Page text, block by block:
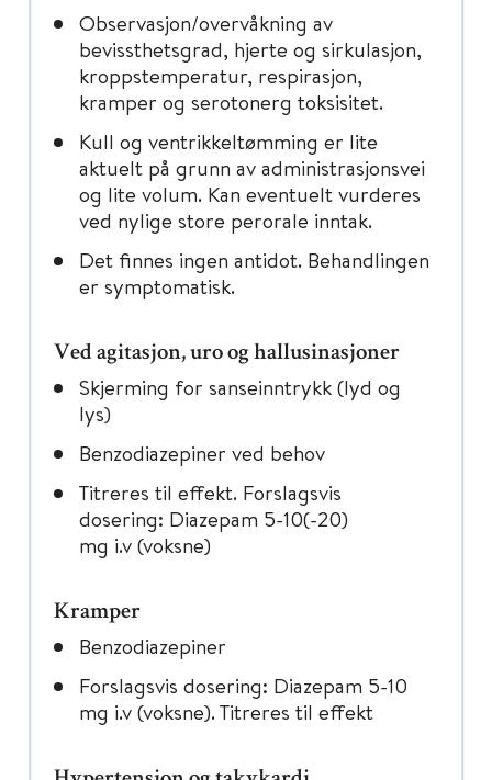
Observasjon/overvåkning av
bevissthetsgrad, hjerte og sirkulasjon,
kroppstemperatur, respirasjon,
kramper og serotonerg toksisitet.
Kull og ventrikkeltømming er lite
aktuelt på grunn av administrasjonsvei
og lite volum. Kan eventuelt vurderes
ved nylige store perorale inntak.
Det finnes ingen antidot. Behandlingen
er symptomatisk.
Ved agitasjon, uro og hallusinasjoner
Skjerming for sanseinntrykk (lyd og
lys)
Benzodiazepiner ved behov
Titreres til effekt. Forslagsvis
dosering: Diazepam 5-10(-20)
mg i.v (voksne)
Kramper
Benzodiazepiner
Forslagsvis dosering: Diazepam 5-10
mg i.v (voksne). Titreres til effekt